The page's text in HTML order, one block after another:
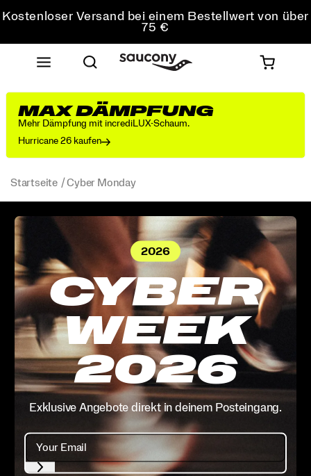
Kostenloser Versand bei einem Bestellwert von über
75 €
Kostenfreie Retouren bei allen Bestellungen
Sichere dir 10 % Rabatt auf deine erste Bestellung
MAX DÄMPFUNG
Mehr Dämpfung mit incrediLUX-Schaum.
Hurricane 26 kaufen
Startseite Cyber Monday
2026
CYBER
WEEK
2026
Exklusive Angebote direkt in deinem Posteingang.